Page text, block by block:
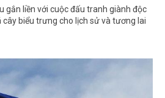
gắn liền với cuộc đấu tranh giành độc
cây biểu trưng cho lịch sử và tương lai